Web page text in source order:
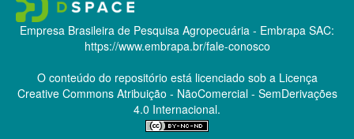
Empresa Brasileira de Pesquisa Agropecuária - Embrapa SAC:
https://www.embrapa.br/fale-conosco
O conteúdo do repositório está licenciado sob a Licença
Creative CommonsAtribuição - NãoComercial - SemDerivações
4.0 Internacional.